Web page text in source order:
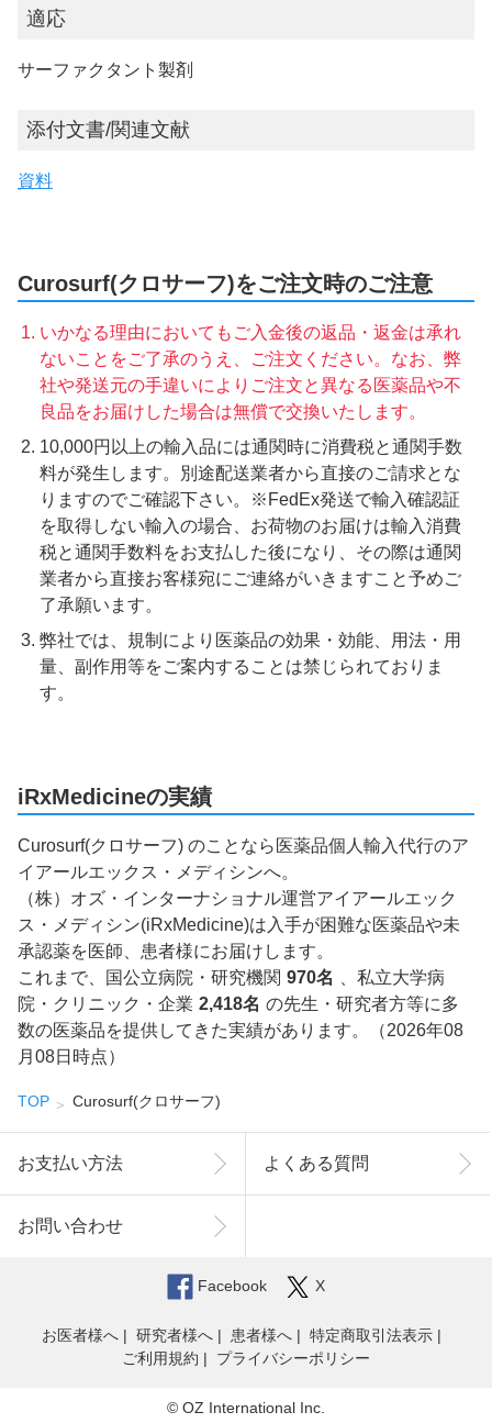
適応
サーファクタント製剤
添付文書/関連文献
資料
Curosurf(クロサーフ)をご注文時のご注意
いかなる理由においてもご入金後の返品・返金は承れ
ないことをご了承のうえ、ご注文ください。なお、弊
社や発送元の手違いによりご注文と異なる医薬品や不
良品をお届けした場合は無償で交換いたします。
10,000円以上の輸入品には通関時に消費税と通関手数
料が発生します。別途配送業者から直接のご請求とな
りますのでご確認下さい。※FedEx発送で輸入確認証
を取得しない輸入の場合、お荷物のお届けは輸入消費
税と通関手数料をお支払した後になり、その際は通関
業者から直接お客様宛にご連絡がいきますこと予めご
了承願います。
弊社では、規制により医薬品の効果・効能、用法・用
量、副作用等をご案内することは禁じられておりま
す。
iRxMedicineの実績
Curosurf(クロサーフ) のことなら医薬品個人輸入代行のア
イアールエックス・メディシンへ。
（株）オズ・インターナショナル運営アイアールエック
ス・メディシン(iRxMedicine)は入手が困難な医薬品や未
承認薬を医師、患者様にお届けします。
これまで、国公立病院・研究機関 970名
、私立大学病
院・クリニック・企業 2,418名 の先生・研究者方等に多
数の医薬品を提供してきた実績があります。（2026年08
月08日時点）
TOP Curosurf(クロサーフ)
お支払い方法 よくある質問
お問い合わせ
Facebook X
お医者様へ 研究者様へ 患者様へ
特定商取引法表示
ご利用規約
プライバシーポリシー
© OZ International Inc.